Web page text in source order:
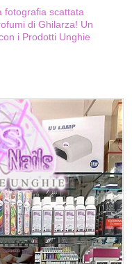
fotografia scattata
di Ghilarza! Un
i Prodotti Unghie